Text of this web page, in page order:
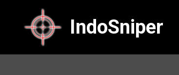
IndoSniper